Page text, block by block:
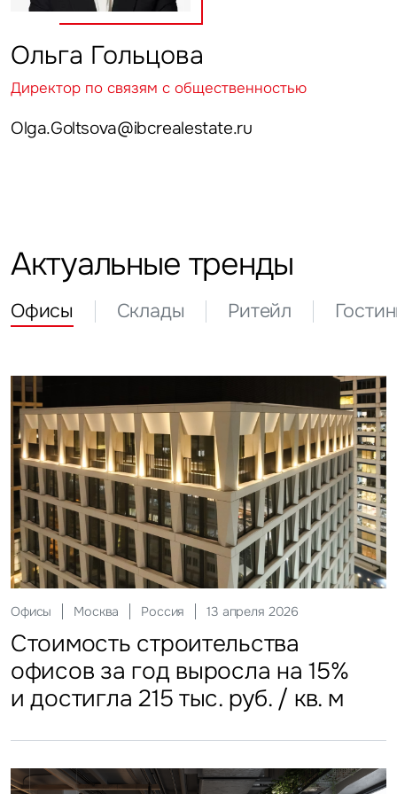
Ольга Гольцова
Директор по связям с общественностью
Olga.Goltsova@ibcrealestate.ru
Актуальные тренды
Офисы Склады Ритейл
Офисы Москва Россия 13 апреля 2026
Стоимость строительства
офисов за год выросла на 15%
и достигла 215 тыс. руб. / кв. м
Склады Москва Россия 12 мая 2026
Стоимость строительства
складских объектов практически
остановила рост
Ритейл Москва Россия 20 июля 2026
Более трети россиян
еженедельно покупают готовую
еду
Гостиницы Москва Россия 27 июля 2026
Столичные отели стали
доступнее
Инвестиции Москва Россия 29 мая 2026
ЗПИФы недвижимости
замедлили темп